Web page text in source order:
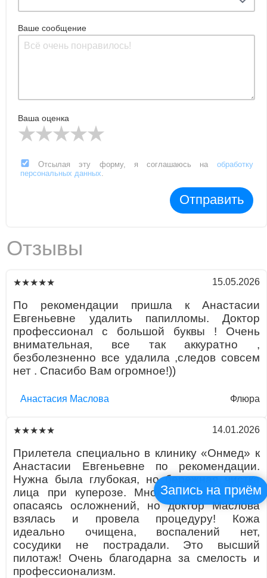
Ваше сообщение
Ваша оценка
Отсылая эту форму, я соглашаюсь на обработку
персональных данных
Отправить
Отзывы
★★★★★ 15.05.2026
По рекомендации пришла к Анастасии
Евгеньевне удалить папилломы. Доктор
профессионал с большой буквы ! Очень
внимательная, все так аккуратно ,
безболезненно все удалила ,следов совсем
нет . Спасибо Вам огромное!))
Aнaстaсия Маслова Флюра
★★★★★ 14.01.2026
Прилетела специально в клинику «Онмед» к
Анастасии Евгеньевне по рекомендации.
Нужна была глубокая, но бережная чистка
лица при куперозе. Многие отказывались,
опасаясь осложнений, но доктор Маслова
взялась и провела процедуру! Кожа
идеально очищена, воспалений нет,
сосудики не пострадали. Это высший
пилотаж! Очень благодарна за смелость и
профессионализм.
Запись на приём